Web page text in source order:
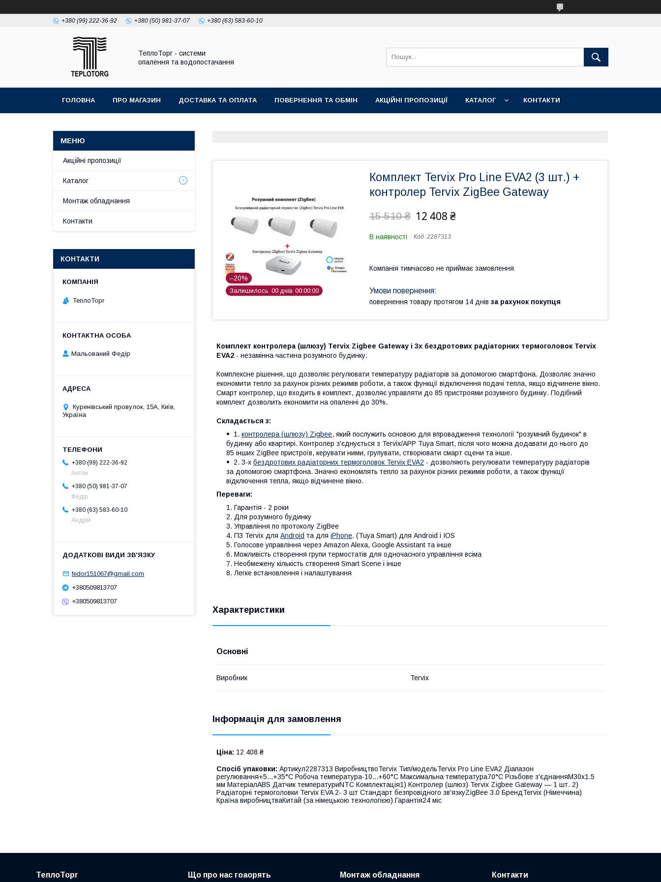
+380 (99) 222-36-92 +380 (50) 981-37-07 +380 (63) 583-60-10
ТеплоТорг - системи
опалення та водопостачання
ГОЛОВНА ПРО МАГАЗИН ДОСТАВКА ТА ОПЛАТА ПОВЕРНЕННЯ ТА ОБМІН АКЦІЙНІ ПРОПОЗИЦІЇ КАТАЛОГ КОНТАКТИ
–20%
Залишилось 00 днів 00 00 00
Комплект Tervix Pro Line EVA2 (3 шт.) +
контролер Tervix ZigBee Gateway
15 510 ₴ 12 408 ₴
В наявності Код: 2287313
Компанія тимчасово не приймає замовлення
повернення товару протягом 14 днів за рахунок покупця
Комплект контролера (шлюзу) Tervix Zigbee Gateway і 3х бездротових радіаторних термоголовок Tervix
EVA2 - незамінна частина розумного будинку.
Комплексне рішення, що дозволяє регулювати температуру радіаторів за допомогою смартфона. Дозволяє значно
економити тепло за рахунок різних режимів роботи, а також функції відключення подачі тепла, якщо відчинене вікно.
Cмарт контролер, що входить в комплект, дозволяє управляти до 85 пристроями розумного будинку. Подібний
комплект дозволить економити на опаленні до 30%.
Складається з:
1. контролера (шлюзу) Zigbee, який послужить основою для впровадження технології "розумний будинок" в
будинку або квартирі. Контролер з'єднується з Tervix/APP Tuya Smart, після чого можна додавати до нього до
85 інших ZigBee пристроїв, керувати ними, групувати, створювати смарт сцени та інше.
2. 3-х бездротових радіаторних термоголовок Tervix EVA2 - дозволяють регулювати температуру радіаторів
за допомогою смартфона. Значно економлять тепло за рахунок різних режимів роботи, а також функції
відключення тепла, якщо відчинене вікно.
Переваги:
Гарантія - 2 роки
Для розумного будинку
Управління по протоколу ZigBee
ПЗ Tervix для Android та для iPhone. (Tuya Smart) для Android і IOS
Голосове управління через Amazon Alexa, Google Assistant та інше
Можливість створення групи термостатів для одночасного управління всіма
Необмежену кількість створення Smart Scene і інше
Легке встановлення і налаштування
Характеристики
Основні
Виробник Tervix
Інформація для замовлення
Ціна: 12 408 ₴
Спосіб упаковки: Артикул2287313 ВиробництвоTervix Тип/модельTervix Pro Line EVA2 Діапазон
регулювання+5...+35°С Робоча температура-10...+60°С Максимальна температура70°С Різьбове з'єднанняM30х1.5
мм МатеріалABS Датчик температуриNTC Комплектація1) Контролер (шлюз) Tervix Zigbee Gateway — 1 шт. 2)
Радіаторні термоголовки Tervix EVA 2- 3 шт Стандарт безпровідного зв'язкуZigBee 3.0 БрендTervix (Німеччина)
Країна виробництваКитай (за німецькою технологією) Гарантія24 міс
Акційні пропозиції
Каталог
Монтаж обладнання
Контакти
КОНТАКТИ
ТеплоТорг
Мальований Федір
Куренівський провулок, 15А, Київ,
Україна
+380 (99) 222-36-92
Антон
+380 (50) 981-37-07
Федір
+380 (63) 583-60-10
Андрій
fedor151067@gmail.com
+380509813707
+380509813707
ТеплоТорг Що про нас гоаорять Монтаж обладнання Контакти